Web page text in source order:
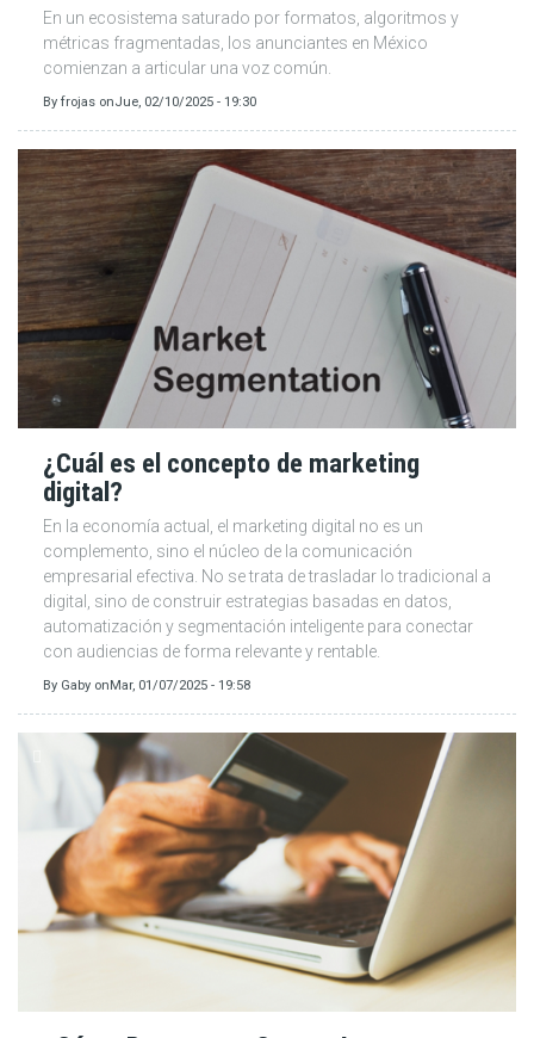
En un ecosistema saturado por formatos, algoritmos y
métricas fragmentadas, los anunciantes en México
comienzan a articular una voz común.
By frojas onJue, 02/10/2025 - 19:30
¿Cuál es el concepto de marketing
digital?
En la economía actual, el marketing digital no es un
complemento, sino el núcleo de la comunicación
empresarial efectiva. No se trata de trasladar lo tradicional a
digital, sino de construir estrategias basadas en datos,
automatización y segmentación inteligente para conectar
con audiencias de forma relevante y rentable.
By Gaby onMar, 01/07/2025 - 19:58